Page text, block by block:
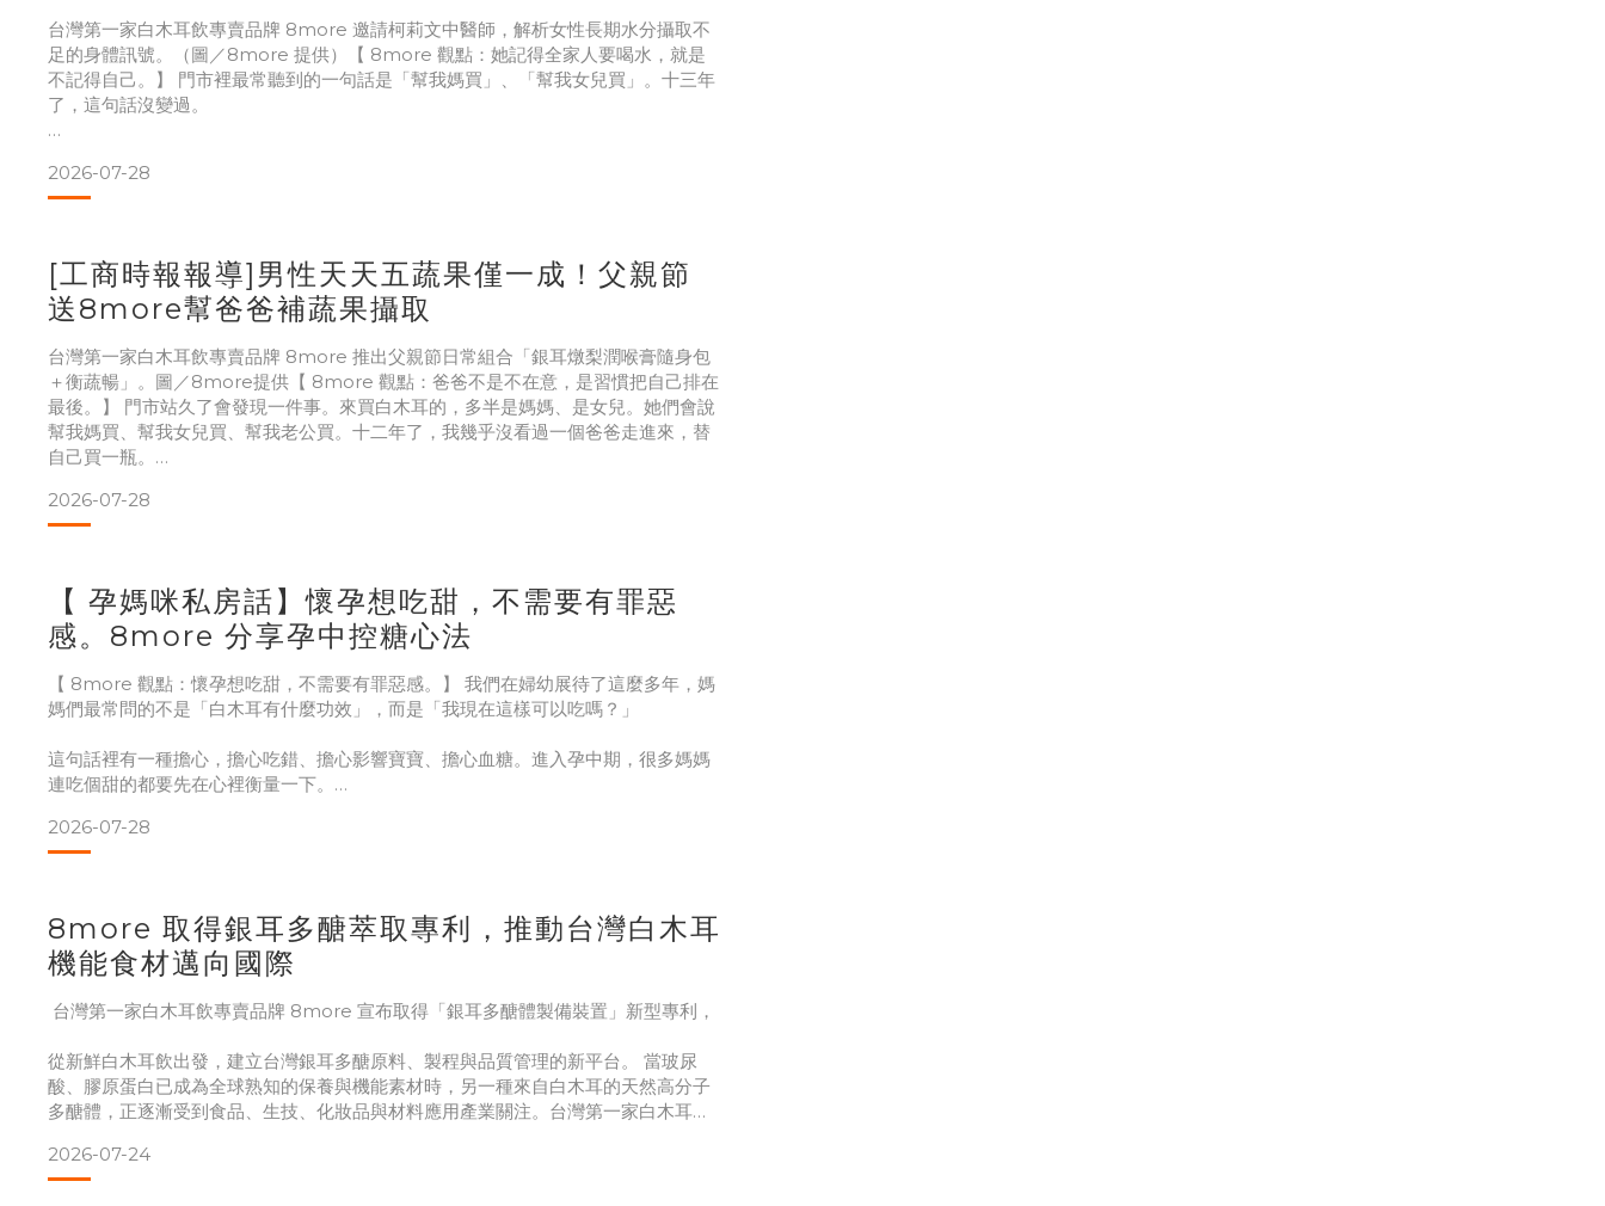
台灣第一家白木耳飲專賣品牌 8more 邀請柯莉文中醫師，解析女性長期水分攝取不
足的身體訊號。（圖／8more 提供）【 8more 觀點：她記得全家人要喝水，就是
不記得自己。】 門市裡最常聽到的一句話是「幫我媽買」、「幫我女兒買」。十三年
了，這句話沒變過。
排滿了別人，自己那一格永遠是空的。等到嘴唇乾了、聲音啞了，才想起來今天好像
沒喝過水。
我媽也是這樣。她會盯著全家人把湯喝完，自己那碗放到涼。
白木耳這件事，我做
2026-07-28
[工商時報報導]男性天天五蔬果僅一成！父親節
送8more幫爸爸補蔬果攝取
台灣第一家白木耳飲專賣品牌 8more 推出父親節日常組合「銀耳燉梨潤喉膏隨身包
＋衡蔬暢」。圖／8more提供【 8more 觀點：爸爸不是不在意，是習慣把自己排在
最後。】 門市站久了會發現一件事。來買白木耳的，多半是媽媽、是女兒。她們會說
幫我媽買、幫我女兒買、幫我老公買。十二年了，我幾乎沒看過一個爸爸走進來，替
自己買一瓶。
下午再一杯咖啡撐著。有人問你身體還好嗎，你會說我沒事。不是逞強，是那句話講
起來最快，講完就可
2026-07-28
【 孕媽咪私房話】懷孕想吃甜，不需要有罪惡
感。8more 分享孕中控糖心法
【 8more 觀點：懷孕想吃甜，不需要有罪惡感。】 我們在婦幼展待了這麼多年，媽
媽們最常問的不是「白木耳有什麼功效」，而是「我現在這樣可以吃嗎？」
這句話裡有一種擔心，擔心吃錯、擔心影響寶寶、擔心血糖。進入孕中期，很多媽媽
連吃個甜的都要先在心裡衡量一下。
但我一直覺得，問題不是「能不能吃甜」，而是「吃的是什麼甜」。加工果糖跟天然
的紅冰糖，對身體的意義不一樣。成分看得清楚、份量好掌控、少量分次吃，這三件
8more 的白木耳飲，成分就是水、有機白木耳、紅
2026-07-28
8more 取得銀耳多醣萃取專利，推動台灣白木耳
機能食材邁向國際
台灣第一家白木耳飲專賣品牌 8more 宣布取得「銀耳多醣體製備裝置」新型專利，
從新鮮白木耳飲出發，建立台灣銀耳多醣原料、製程與品質管理的新平台。 當玻尿
酸、膠原蛋白已成為全球熟知的保養與機能素材時，另一種來自白木耳的天然高分子
多醣體，正逐漸受到食品、生技、化妝品與材料應用產業關注。台灣第一家白木耳飲
M681373，公開公告日期為 2026 年 3 月 21 日。8more 表示，這項專利不只是單
一設備取得保護
2026-07-24